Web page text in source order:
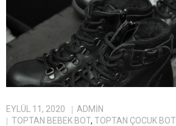
EYLÜL 11, 2020
ADMIN
TOPTAN BEBEK BOT, TOPTAN ÇOCUK BOT